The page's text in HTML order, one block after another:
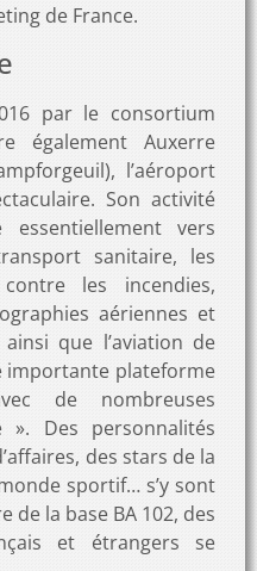
de France.
par le consortium
également Auxerre
l’aéroport
Son activité
vers
sanitaire, les
les incendies,
aériennes et
que l’aviation de
importante plateforme
de nombreuses
». Des personnalités
des stars de la
sportif… s’y sont
de la base BA 102, des
et étrangers se